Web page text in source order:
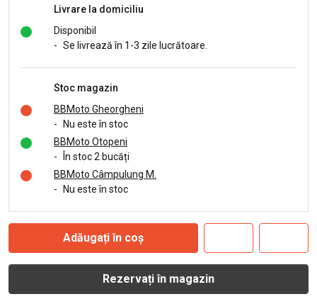
Livrare la domiciliu
Disponibil
- Se livrează în 1-3 zile lucrătoare.
Stoc magazin
BBMoto Gheorgheni
-
Nu este în stoc
BBMoto Otopeni
-
În stoc 2 bucăți
BBMoto Câmpulung M.
-
Nu este în stoc
Adăugați în coș
Rezervați în magazin